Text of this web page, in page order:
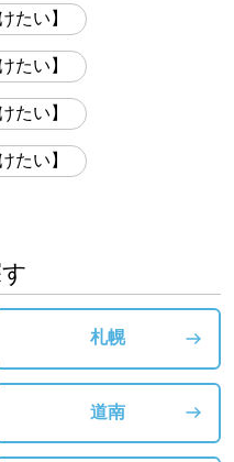
たい】
たい】
たい】
たい】
札幌
道南